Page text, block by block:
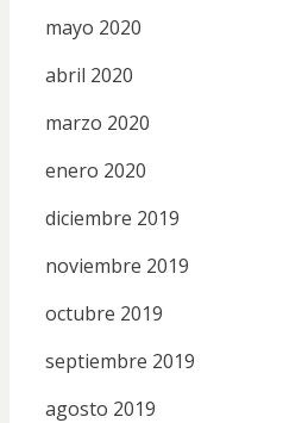
mayo 2020
abril 2020
marzo 2020
enero 2020
diciembre 2019
noviembre 2019
octubre 2019
septiembre 2019
agosto 2019